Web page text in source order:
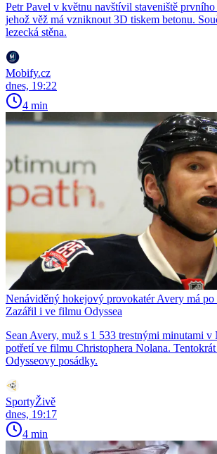
Petr Pavel v květnu navštívil staveniště
jehož věž má vzniknout 3D tiskem betonu.
lezecká stěna.
Mobify.cz
dnes, 19:22
4 min
Nenáviděný hokejový provokatér Avery má
Zazářil i ve filmu Odyssea
Sean Avery, muž s 1 533 trestnými minutami
potřetí ve filmu Christophera Nolana.
Odysseovy posádky.
SportyŽivě
dnes, 19:17
4 min